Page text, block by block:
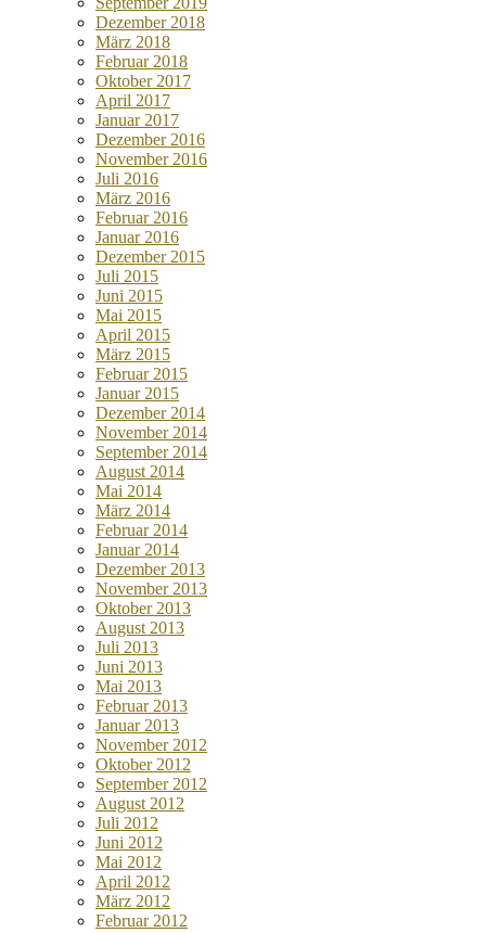
Dezember 2018
März 2018
Februar 2018
Oktober 2017
April 2017
Januar 2017
Dezember 2016
November 2016
Juli 2016
März 2016
Februar 2016
Januar 2016
Dezember 2015
Juli 2015
Juni 2015
Mai 2015
April 2015
März 2015
Februar 2015
Januar 2015
Dezember 2014
November 2014
September 2014
August 2014
Mai 2014
März 2014
Februar 2014
Januar 2014
Dezember 2013
November 2013
Oktober 2013
August 2013
Juli 2013
Juni 2013
Mai 2013
Februar 2013
Januar 2013
November 2012
Oktober 2012
September 2012
August 2012
Juli 2012
Juni 2012
Mai 2012
April 2012
März 2012
Februar 2012